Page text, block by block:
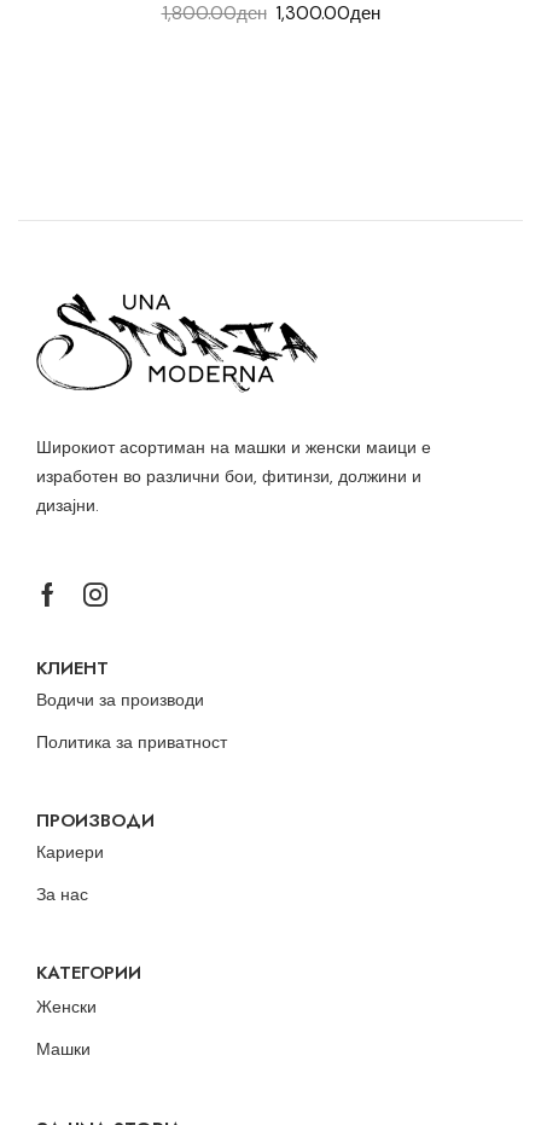
1,800.00ден 1,300.00ден
Широкиот асортиман на машки и женски маици е
изработен во различни бои, фитинзи, должини и
дизајни.
КЛИЕНТ
Водичи за производи
Политика за приватност
ПРОИЗВОДИ
Кариери
За нас
КАТЕГОРИИ
Женски
Машки